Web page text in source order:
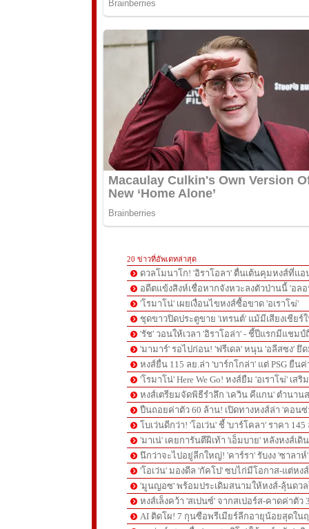
20 ข่าวที่อัพเดทล่าสุด
ดวลโมนาโก! 'อิราโอลา' ตื่นเต้นคุมหงส์ที่แ
อดีตแข้งสิงห์เชื่อหากจังหวะลงตัวป่านนี้ 'อล
'โรมาโน่' เผยเงื่อนไขหงส์ซื้อขาด 'อเราโฆ่'
ชุดขาวปิดประตูขาย 'เทรนต์' แม้มีเสียงเชียร์
'รัช' วอนให้เวลา 'อิราโอล่า' - ชี้ปีแรกมีแชมป์
'มามาร์' รอไปก่อน! 'ฟรีเดล' หนุน 'อลีสซง' ยึ
หงส์ยื่น 115 ลย.ล่า 'บาร์กโกล่า' แต่ PSG ยืนค่
'โรมาโน่' Here We Go! หงส์ยืม 'อเราโฆ่' เสริ
หงส์เตรียมจัดพิธีรำลึก 'เควิน คีแกน' ตำนาน
ปืนถอยค่าตัว 60 ล้าน! เปิดทางหงส์ล่า 'คอนซ่
โบเว่นดีกว่า! 'โอเว่น' ชี้ 'บาร์โคลา' ราคา
'มาเน่' เคยการันตีฝีเท้า 'เอ็มบาย' หลังหงส์เดิ
นึกว่าจะไปอยู่ลีกใหญ่! 'คาร์รา' รับงง 'ซาลา
'โอเว่น' มองดีล 'กัคโป' ซบไก่มีโอกาส-แต่ห
'มูนญอซ' พร้อมประเดิมสนามให้หงส์-ลุ้นดว
หงส์เล็งคว้า 'สเปนซ์' จากสเปอร์ส-คาดค่าตัว
AI ติดโผ! 7 กุนซือพรีเมียร์ลีกอายุน้อยสุดใน